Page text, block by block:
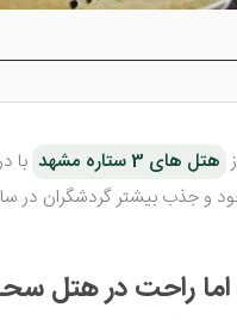
هتل های 3 ستاره مشهد با
گردشگران در سال 1396 مورد بازسازی قرار
اما راحت در هتل